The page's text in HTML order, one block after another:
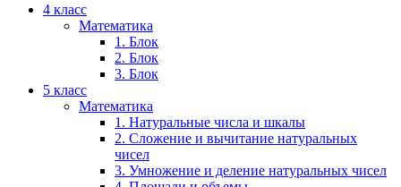
4 класс
Математика
1. Блок
2. Блок
3. Блок
5 класс
Математика
1. Натуральные числа и шкалы
2. Сложение и вычитание натуральных
чисел
3. Умножение и деление натуральных чисел